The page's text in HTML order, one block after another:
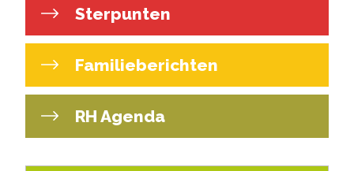
Sterpunten
Familieberichten
RH Agenda